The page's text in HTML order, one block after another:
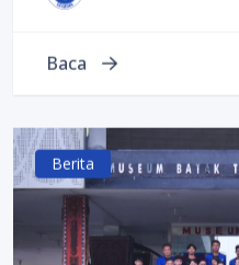
Baca
Berita